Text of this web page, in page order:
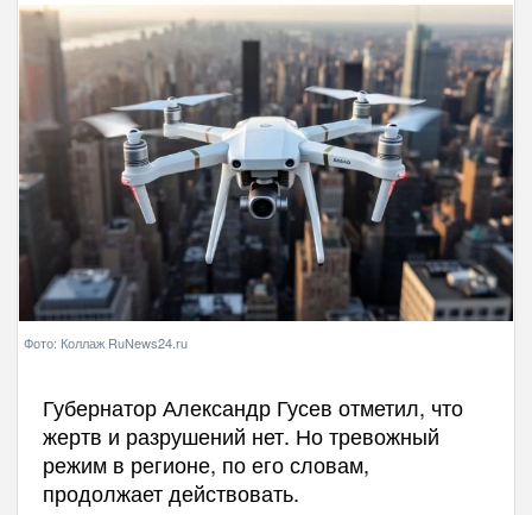
Фото: Коллаж RuNews24.ru
Губернатор Александр Гусев отметил, что
жертв и разрушений нет. Но тревожный
режим в регионе, по его словам,
продолжает действовать.